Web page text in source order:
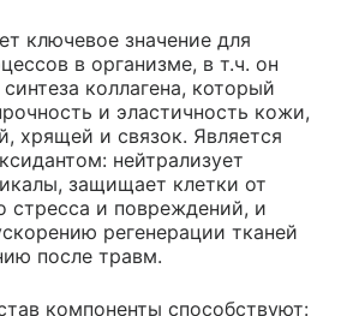
ключевое значение для
в организме, в т.ч. он
коллагена, который
и эластичность кожи,
хрящей и связок. Является
нейтрализует
защищает клетки от
стресса и повреждений, и
регенерации тканей
после травм.
компоненты способствуют: